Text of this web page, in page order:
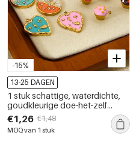
-15%
13-25 DAGEN
1 stuk schattige, waterdichte,
goudkleurige doe-het-zelf
hanger van roestvrij staal
€1,26 €1,48
MOQ van 1 stuk